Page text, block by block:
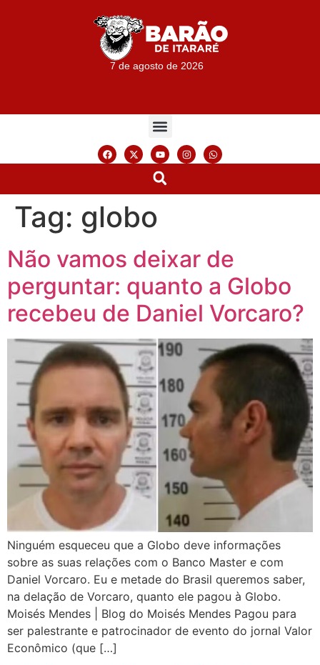
7 de agosto de 2026
Tag: globo
Não vamos deixar de
perguntar: quanto a Globo
recebeu de Daniel Vorcaro?
Ninguém esqueceu que a Globo deve informações
sobre as suas relações com o Banco Master e com
Daniel Vorcaro. Eu e metade do Brasil queremos saber,
na delação de Vorcaro, quanto ele pagou à Globo.
Moisés Mendes | Blog do Moisés Mendes Pagou para
ser palestrante e patrocinador de evento do jornal Valor
Econômico (que […]